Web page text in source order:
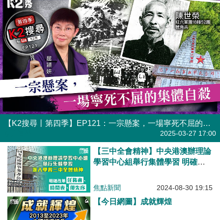
【K2搜尋丨第四季】EP121：一宗懸案，一場寧死不屈的集體自殺
2025-03-27 17:00
【三中全會精神】中央港澳辦理論
學習中心組舉行集體學習 明確改
焦點新聞 2024-08-30 19:15
【今日網圖】成就輝煌